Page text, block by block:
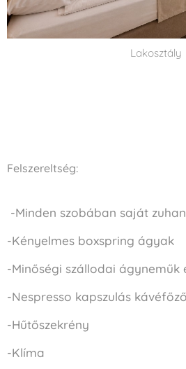
Lakosztály
Felszereltség:
-Minden szobában saját
-Kényelmes boxspring ágyak
-Minőségi szállodai ágyneműk
-Nespresso kapszulás kávéfőző
-Hűtőszekrény
-Klíma